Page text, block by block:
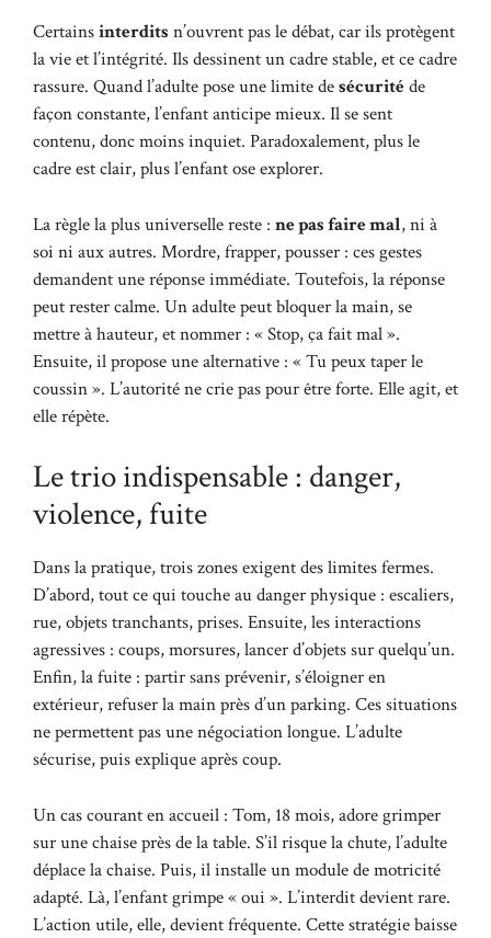
Certainsinterdits n’ouvrent pas le débat, car ils protègent
la vie et l’intégrité. Ils dessinent un cadre stable, et ce cadre
rassure. Quand l’adulte pose une limite desécuritéde
façon constante, l’enfant anticipe mieux. Il se sent
contenu, donc moins inquiet. Paradoxalement, plus le
cadre est clair, plus l’enfant ose explorer.
La règle la plus universelle reste : ne pas faire mal, ni à
soi ni aux autres. Mordre, frapper, pousser : ces gestes
demandent une réponse immédiate. Toutefois, la réponse
peut rester calme. Un adulte peut bloquer la main, se
mettre à hauteur, et nommer : « Stop, ça fait mal ».
Ensuite, il propose une alternative : « Tu peux taper le
coussin ». L’autorité ne crie pas pour être forte. Elle agit, et
elle répète.
Le trio indispensable : danger,
violence, fuite
Dans la pratique, trois zones exigent des limites fermes.
D’abord, tout ce qui touche au danger physique : escaliers,
rue, objets tranchants, prises. Ensuite, les interactions
agressives : coups, morsures, lancer d’objets sur quelqu’un.
Enfin, la fuite : partir sans prévenir, s’éloigner en
extérieur, refuser la main près d’un parking. Ces situations
ne permettent pas une négociation longue. L’adulte
sécurise, puis explique après coup.
Un cas courant en accueil : Tom, 18 mois, adore grimper
sur une chaise près de la table. S’il risque la chute, l’adulte
déplace la chaise. Puis, il installe un module de motricité
adapté. Là, l’enfant grimpe « oui ». L’interdit devient rare.
L’action utile, elle, devient fréquente. Cette stratégie baisse